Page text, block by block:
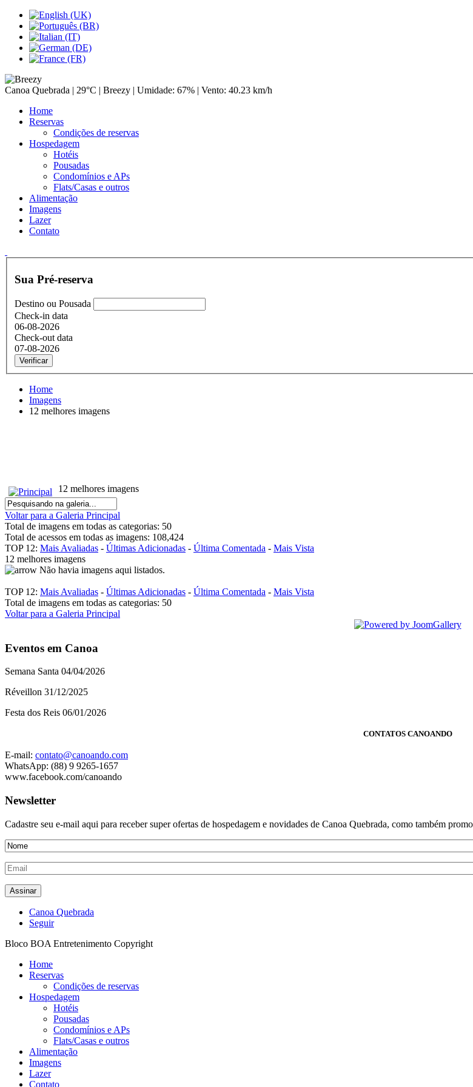
Canoa Quebrada | 29°C | Breezy | Umidade: 67% | Vento: 40.23 km/h
Home
Reservas
Condições de reservas
Hospedagem
Hotéis
Pousadas
Condomínios e APs
Flats/Casas e outros
Alimentação
Imagens
Lazer
Contato
Sua Pré-reserva
Destino ou Pousada
Check-in data
06-08-2026
Check-out data
07-08-2026
Verificar
Home
Imagens
12 melhores imagens
12 melhores imagens
Voltar para a Galeria Principal
Total de imagens em todas as categorias: 50
Total de acessos em todas as imagens: 108,424
TOP 12: Mais Avaliadas - Últimas Adicionadas - Última Comentada - Mais Vista
12 melhores imagens
Não havia imagens aqui listados.
TOP 12: Mais Avaliadas - Últimas Adicionadas - Última Comentada - Mais Vista
Total de imagens em todas as categorias: 50
Voltar para a Galeria Principal
Eventos em Canoa
Semana Santa 04/04/2026
Réveillon 31/12/2025
Festa dos Reis 06/01/2026
CONTATOS CANOANDO
E-mail: contato@canoando.com
WhatsApp: (88) 9 9265-1657
www.facebook.com/canoando
Newsletter
Cadastre seu e-mail aqui para receber super ofertas de hospedagem e novidades de Canoa Quebrada, como também
Canoa Quebrada
Seguir
Bloco BOA Entretenimento Copyright
Home
Reservas
Condições de reservas
Hospedagem
Hotéis
Pousadas
Condomínios e APs
Flats/Casas e outros
Alimentação
Imagens
Lazer
Contato